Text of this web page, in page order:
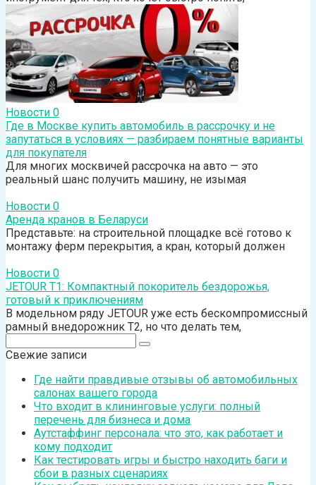
Новости 0
Где в Москве купить автомобиль в рассрочку и не
запутаться в условиях — разбираем понятные варианты
для покупателя
Для многих москвичей рассрочка на авто — это
реальный шанс получить машину, не изымая
Новости 0
Аренда кранов в Беларуси
Представьте: на строительной площадке всё готово к
монтажу ферм перекрытия, а кран, который должен
Новости 0
JETOUR T1: Компактный покоритель бездорожья,
готовый к приключениям
В модельном ряду JETOUR уже есть бескомпромиссный
рамный внедорожник T2, но что делать тем,
Свежие записи
Где найти правдивые отзывы об автомобильных
салонах вашего города
Что входит в клининговые услуги: полный
перечень для бизнеса и дома
Аутстаффинг персонала: что это, как работает и
кому подходит
Как тестировать игры и быстро находить баги и
сбои в разных сценариях